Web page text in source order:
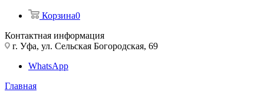
Корзина0
Контактная информация
г. Уфа, ул. Сельская Богородская, 69
WhatsApp
Главная